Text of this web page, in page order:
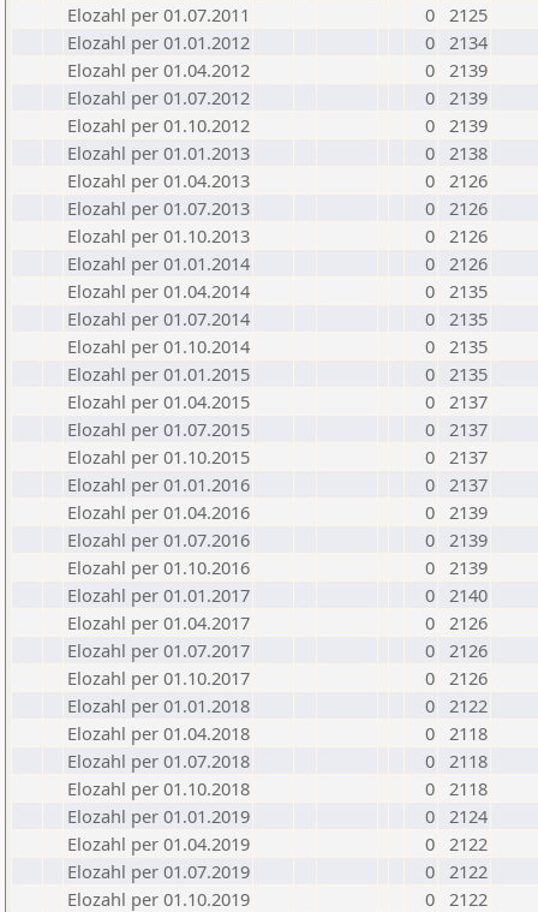
Elozahl per 01.07.2011
0 2125
Elozahl per 01.01.2012
0 2134
Elozahl per 01.04.2012
0 2139
Elozahl per 01.07.2012
0 2139
Elozahl per 01.10.2012
0 2139
Elozahl per 01.01.2013
0 2138
Elozahl per 01.04.2013
0 2126
Elozahl per 01.07.2013
0 2126
Elozahl per 01.10.2013
0 2126
Elozahl per 01.01.2014
0 2126
Elozahl per 01.04.2014
0 2135
Elozahl per 01.07.2014
0 2135
Elozahl per 01.10.2014
0 2135
Elozahl per 01.01.2015
0 2135
Elozahl per 01.04.2015
0 2137
Elozahl per 01.07.2015
0 2137
Elozahl per 01.10.2015
0 2137
Elozahl per 01.01.2016
0 2137
Elozahl per 01.04.2016
0 2139
Elozahl per 01.07.2016
0 2139
Elozahl per 01.10.2016
0 2139
Elozahl per 01.01.2017
0 2140
Elozahl per 01.04.2017
0 2126
Elozahl per 01.07.2017
0 2126
Elozahl per 01.10.2017
0 2126
Elozahl per 01.01.2018
0 2122
Elozahl per 01.04.2018
0 2118
Elozahl per 01.07.2018
0 2118
Elozahl per 01.10.2018
0 2118
Elozahl per 01.01.2019
0 2124
Elozahl per 01.04.2019
0 2122
Elozahl per 01.07.2019
0 2122
Elozahl per 01.10.2019
0 2122